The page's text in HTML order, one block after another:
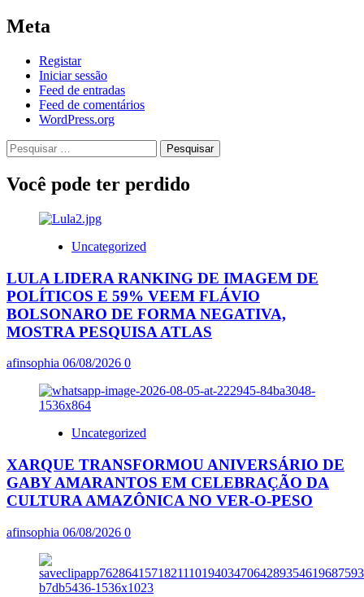
Meta
Registar
Iniciar sessão
Feed de entradas
Feed de comentários
WordPress.org
Pesquisar
por:
Você pode ter perdido
Uncategorized
LULA LIDERA RANKING DE IMAGEM DE
POLÍTICOS E 59% VEEM FLÁVIO
BOLSONARO DE FORMA NEGATIVA,
MOSTRA PESQUISA ATLAS
afinsophia 06/08/2026 0
Uncategorized
XARQUE TRANSFORMOU ANIVERSÁRIO DE
GABY AMARANTOS EM CELEBRAÇÃO DA
CULTURA AMAZÔNICA NO VER-O-PESO
afinsophia 06/08/2026 0